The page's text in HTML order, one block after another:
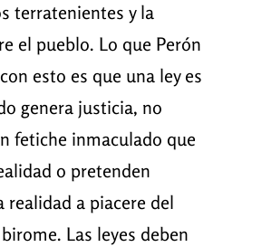
terratenientes y la
el pueblo. Lo que Perón
esto es que una ley es
genera justicia, no
fetiche inmaculado que
o pretenden
realidad a piacere del
Las leyes deben